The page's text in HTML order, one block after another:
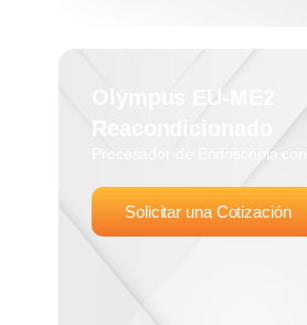
Olympus EU-ME2
Reacondicionado
Procesador de Endoscopia
Solicitar una Cotización